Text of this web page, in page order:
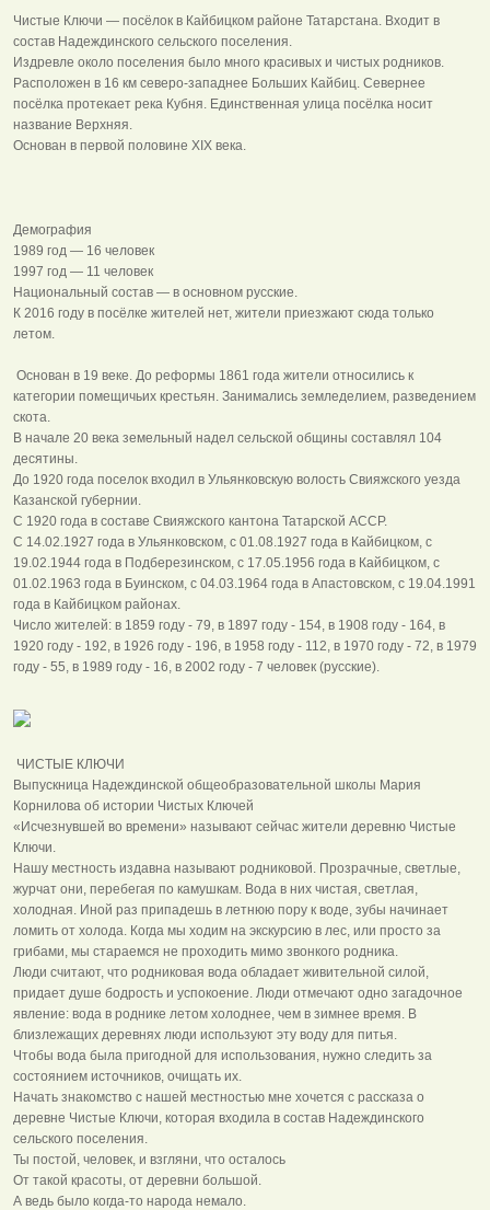
Чистые Ключи — посёлок в Кайбицком районе Татарстана. Входит в
состав Надеждинского сельского поселения.
Издревле около поселения было много красивых и чистых родников.
Расположен в 16 км северо-западнее Больших Кайбиц. Севернее
посёлка протекает река Кубня. Единственная улица посёлка носит
название Верхняя.
Основан в первой половине XIX века.
Демография
1989 год — 16 человек
1997 год — 11 человек
Национальный состав — в основном русские.
К 2016 году в посёлке жителей нет, жители приезжают сюда только
летом.
Основан в 19 веке. До реформы 1861 года жители относились к
категории помещичьих крестьян. Занимались земледелием, разведением
скота.
В начале 20 века земельный надел сельской общины составлял 104
десятины.
До 1920 года поселок входил в Ульянковскую волость Свияжского уезда
Казанской губернии.
С 1920 года в составе Свияжского кантона Татарской АССР.
С 14.02.1927 года в Ульянковском, с 01.08.1927 года в Кайбицком, с
19.02.1944 года в Подберезинском, с 17.05.1956 года в Кайбицком, с
01.02.1963 года в Буинском, с 04.03.1964 года в Апастовском, с 19.04.1991
года в Кайбицком районах.
Число жителей: в 1859 году - 79, в 1897 году - 154, в 1908 году - 164, в
1920 году - 192, в 1926 году - 196, в 1958 году - 112, в 1970 году - 72, в 1979
году - 55, в 1989 году - 16, в 2002 году - 7 человек (русские).
ЧИСТЫЕ КЛЮЧИ
Выпускница Надеждинской общеобразовательной школы Мария
Корнилова об истории Чистых Ключей
«Исчезнувшей во времени» называют сейчас жители деревню Чистые
Ключи.
Нашу местность издавна называют родниковой. Прозрачные, светлые,
журчат они, перебегая по камушкам. Вода в них чистая, светлая,
холодная. Иной раз припадешь в летнюю пору к воде, зубы начинает
ломить от холода. Когда мы ходим на экскурсию в лес, или просто за
грибами, мы стараемся не проходить мимо звонкого родника.
Люди считают, что родниковая вода обладает живительной силой,
придает душе бодрость и успокоение. Люди отмечают одно загадочное
явление: вода в роднике летом холоднее, чем в зимнее время. В
близлежащих деревнях люди используют эту воду для питья.
Чтобы вода была пригодной для использования, нужно следить за
состоянием источников, очищать их.
Начать знакомство с нашей местностью мне хочется с рассказа о
деревне Чистые Ключи, которая входила в состав Надеждинского
сельского поселения.
Ты постой, человек, и взгляни, что осталось
От такой красоты, от деревни большой.
А ведь было когда-то народа немало.